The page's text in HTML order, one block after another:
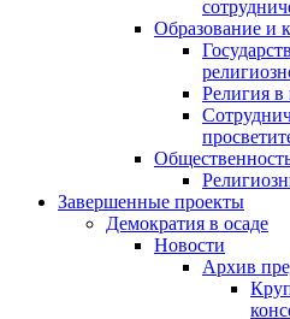
Образование и
Религия в
Завершенные проекты
Демократия в осаде
Новости
Архив